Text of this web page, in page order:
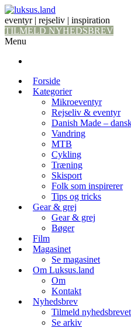
eventyr | rejseliv | inspiration
TILMELD NYHEDSBREV
Menu
Forside
Kategorier
Mikroeventyr
Rejseliv & eventyr
Danish Made –
Vandring
MTB
Cykling
Træning
Skisport
Folk som inspirerer
Tips og tricks
Gear & grej
Gear & grej
Bøger
Film
Magasinet
Se magasinet
Om Luksus.land
Om
Kontakt
Nyhedsbrev
Tilmeld nyhedsbrevet
Se arkiv